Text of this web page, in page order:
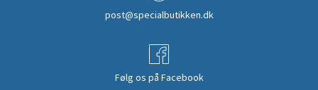
post@specialbutikken.dk
Følg os på Facebook